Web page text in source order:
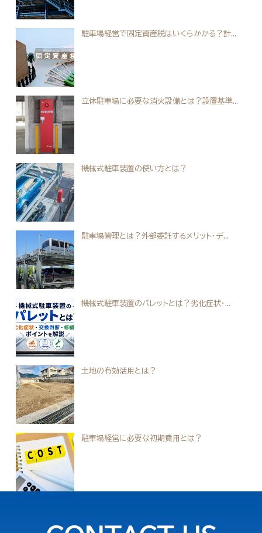
駐車場経営で固定資産税はいくらかかる？計...
立体駐車場に必要な消火設備とは？設置基準...
機械式駐車装置の使い方とは？
駐車場管理とは？外部委託するメリット・デ...
機械式駐車装置のパレットとは？劣化症状・...
土地の有効活用とは？
駐車場経営に必要な初期費用とは？